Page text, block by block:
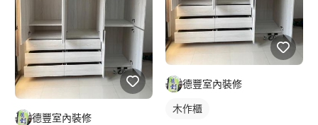
德豐室內裝修
德豐室內裝修
木作櫃